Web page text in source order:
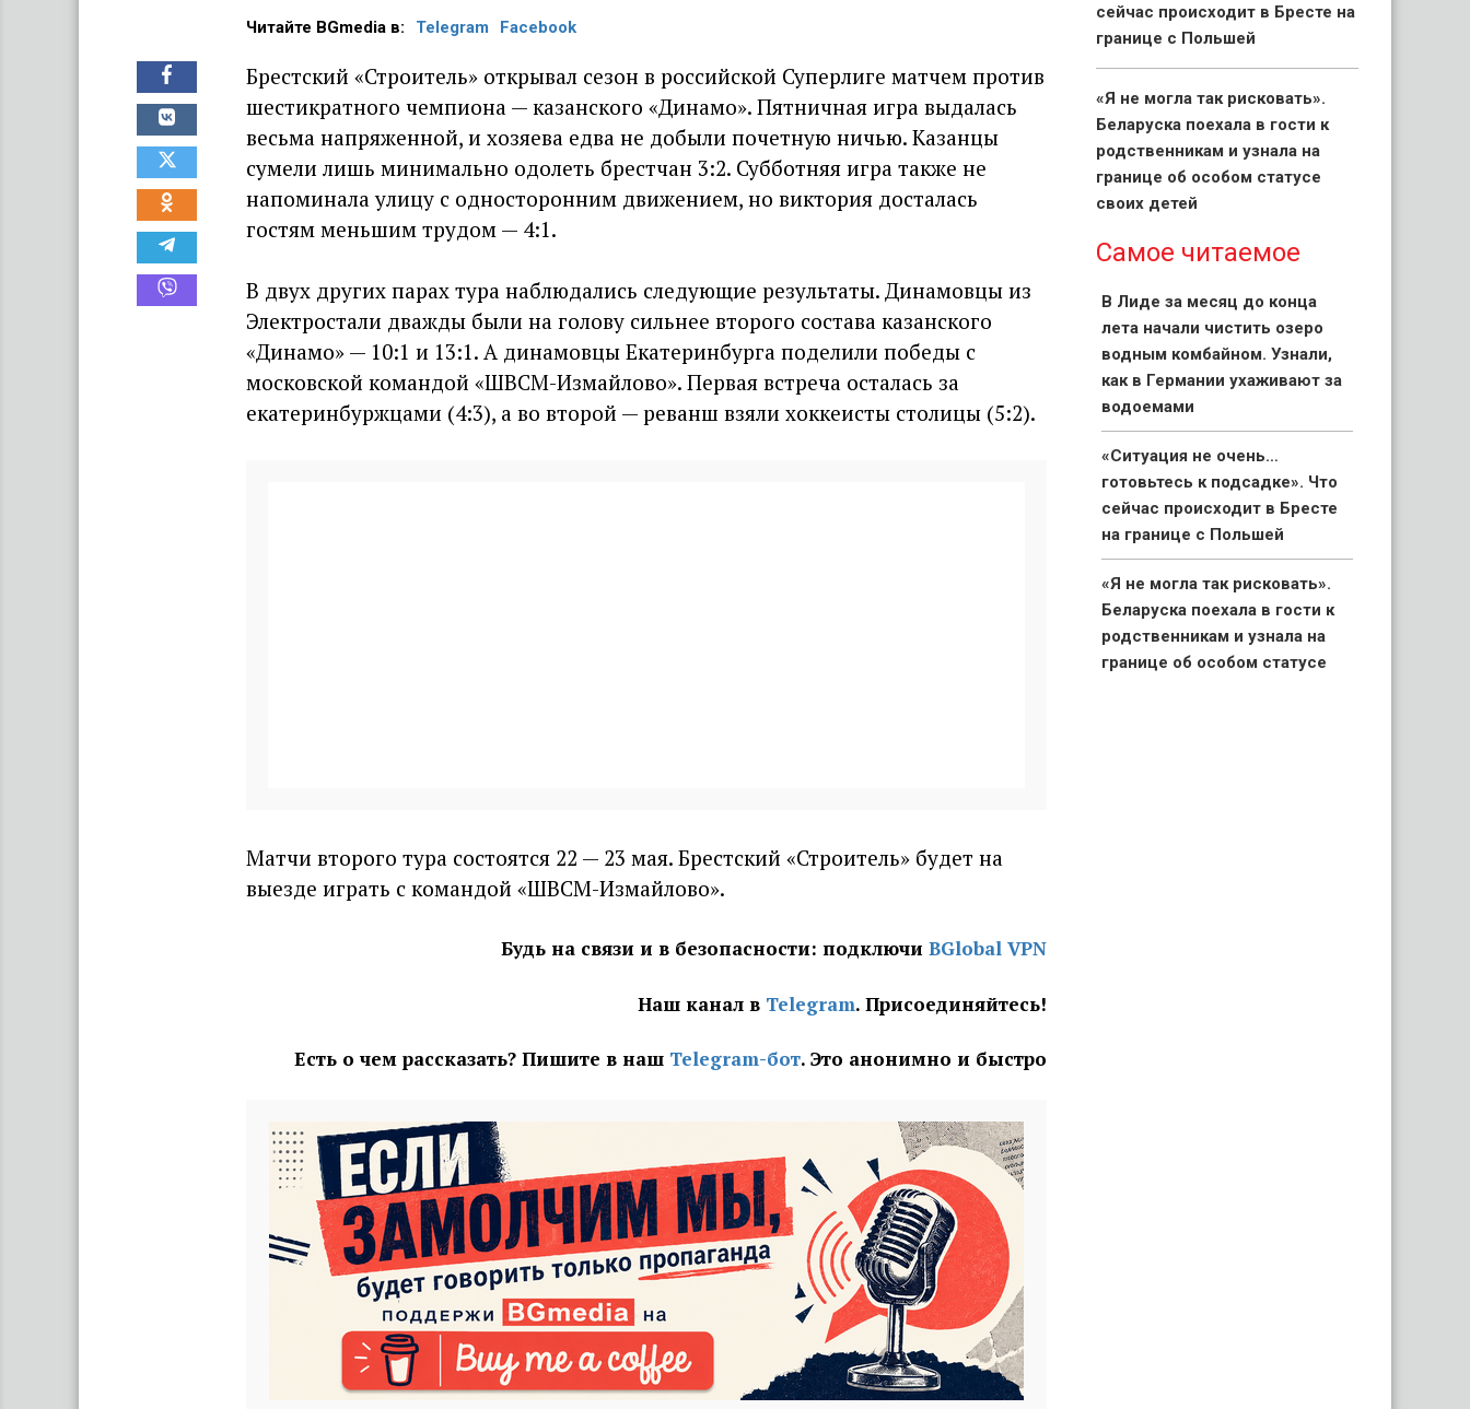
Читайте BGmedia в: Telegram Facebook
Брестский «Строитель» открывал сезон в российской Суперлиге матчем против
шестикратного чемпиона — казанского «Динамо». Пятничная игра выдалась
весьма напряженной, и хозяева едва не добыли почетную ничью. Казанцы
сумели лишь минимально одолеть брестчан 3:2. Субботняя игра также не
напоминала улицу с односторонним движением, но виктория досталась
гостям меньшим трудом — 4:1.
В двух других парах тура наблюдались следующие результаты. Динамовцы из
Электростали дважды были на голову сильнее второго состава казанского
«Динамо» — 10:1 и 13:1. А динамовцы Екатеринбурга поделили победы с
московской командой «ШВСМ-Измайлово». Первая встреча осталась за
екатеринбуржцами (4:3), а во второй — реванш взяли хоккеисты столицы (5:2).
Матчи второго тура состоятся 22 — 23 мая. Брестский «Строитель» будет на
выезде играть с командой «ШВСМ-Измайлово».
Будь на связи и в безопасности: подключи BGlobal VPN
Наш канал в Telegram. Присоединяйтесь!
Есть о чем рассказать? Пишите в наш Telegram-бот. Это анонимно и быстро
сейчас происходит в Бресте на
границе с Польшей
«Я не могла так рисковать».
Беларуска поехала в гости к
родственникам и узнала на
границе об особом статусе
своих детей
Самое читаемое
В Лиде за месяц до конца
лета начали чистить озеро
водным комбайном. Узнали,
как в Германии ухаживают за
водоемами
«Ситуация не очень…
готовьтесь к подсадке». Что
сейчас происходит в Бресте
на границе с Польшей
«Я не могла так рисковать».
Беларуска поехала в гости к
родственникам и узнала на
границе об особом статусе